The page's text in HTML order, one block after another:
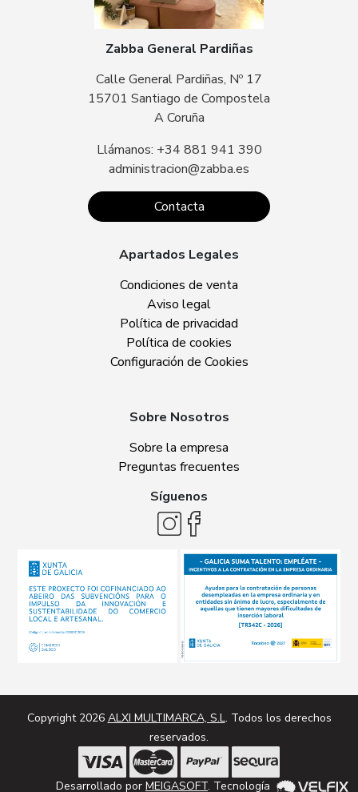
Zabba General Pardiñas
Calle General Pardiñas, Nº 17
15701 Santiago de Compostela
A Coruña
Llámanos: +34 881 941 390
administracion@zabba.es
Contacta
Apartados Legales
Condiciones de venta
Aviso legal
Política de privacidad
Política de cookies
Configuración de Cookies
Sobre Nosotros
Sobre la empresa
Preguntas frecuentes
Síguenos
Copyright 2026 ALXI MULTIMARCA, S.L. Todos los derechos
reservados.
Desarrollado por MEIGASOFT. Tecnología